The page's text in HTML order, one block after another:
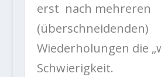
erst nach mehreren
(überschneidenden)
Wiederholungen die
Schwierigkeit.